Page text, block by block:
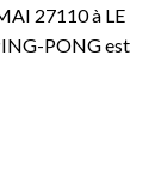
27110 à LE
PONG est